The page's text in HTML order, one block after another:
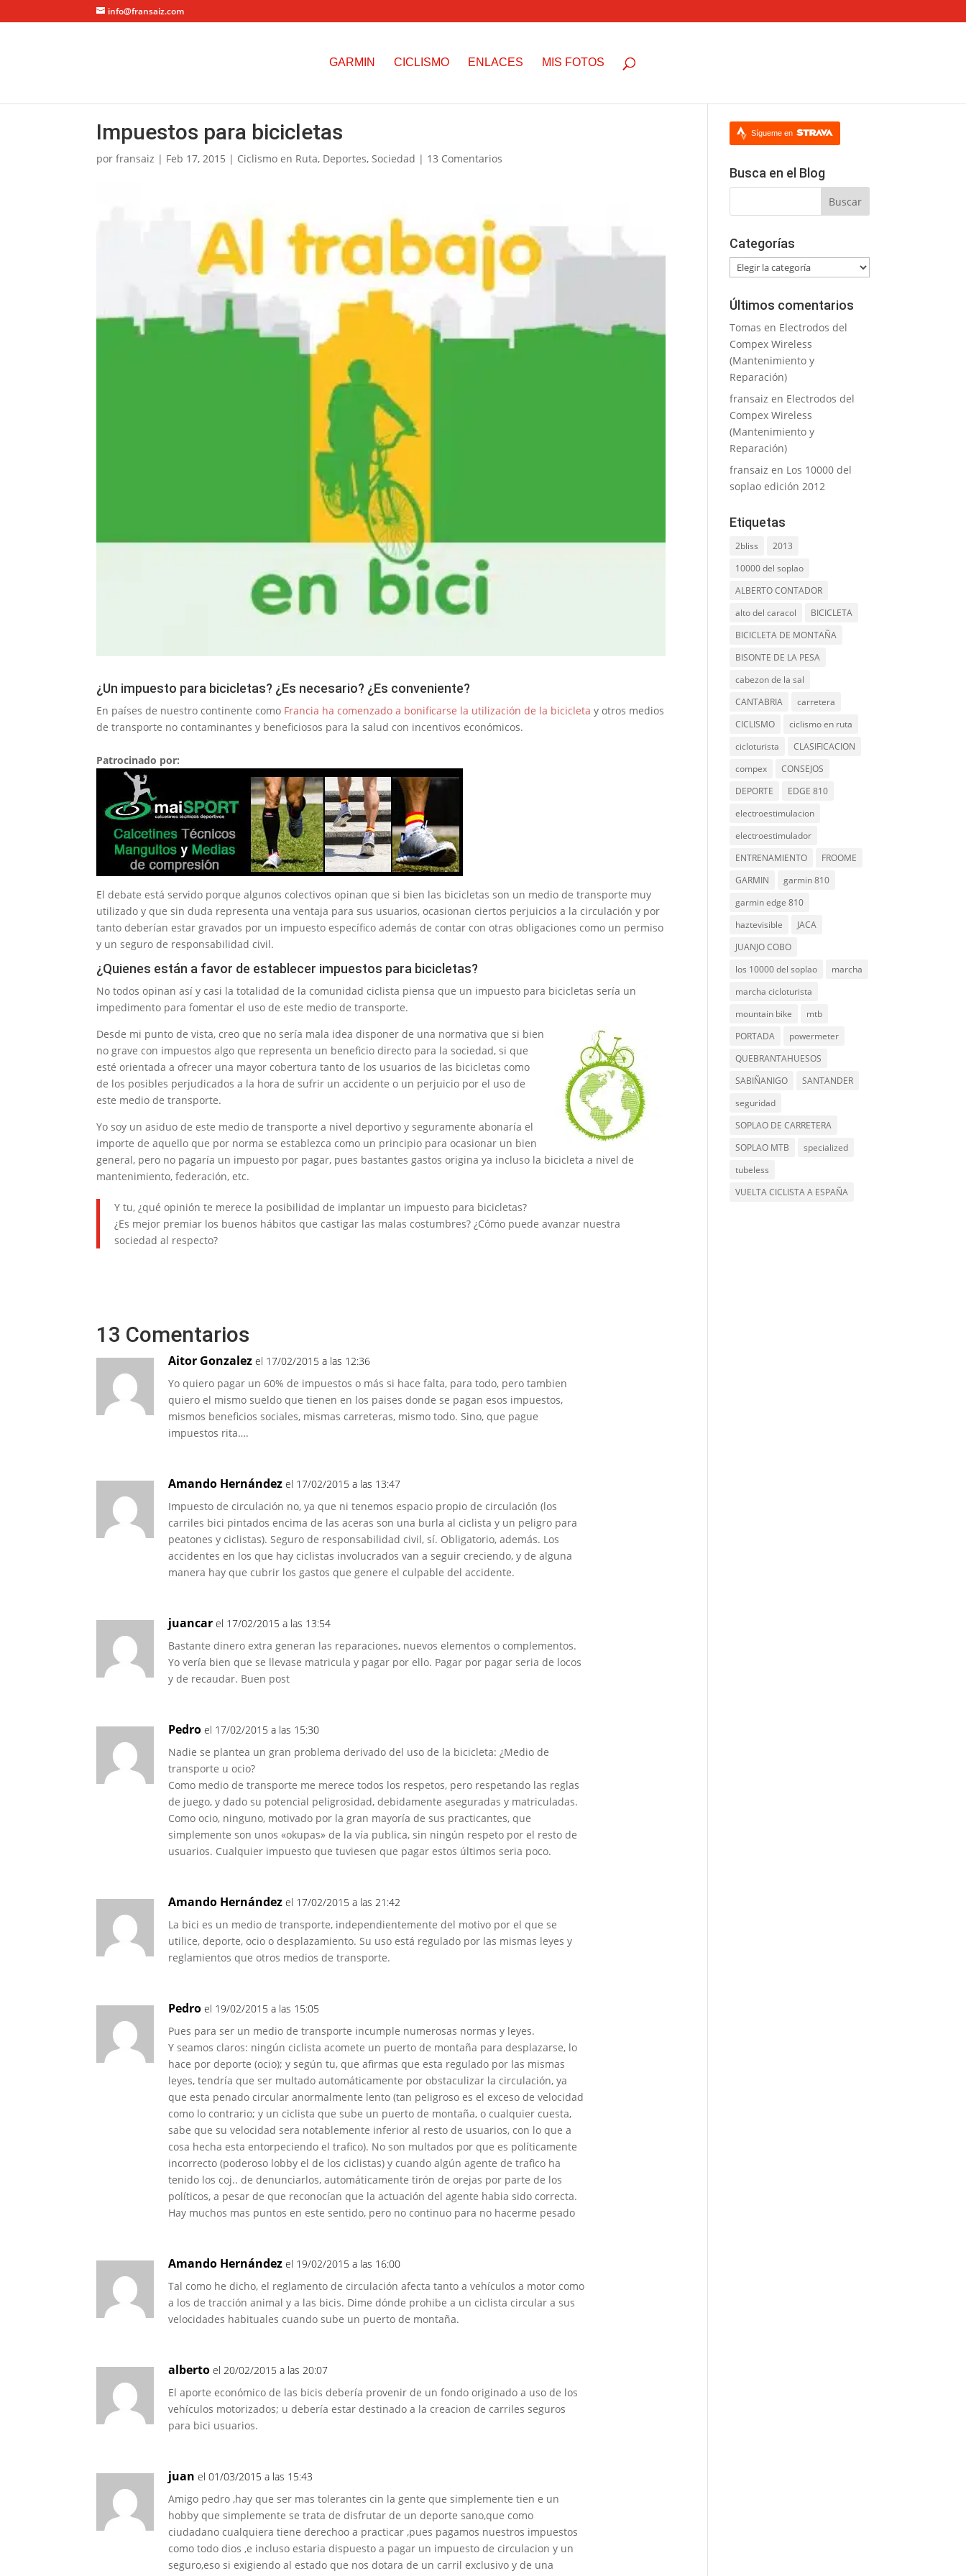
info@fransaiz.com
GARMIN CICLISMO ENLACES MIS FOTOS
Impuestos para bicicletas
porfransaiz | Feb 17, 2015 | Ciclismo en Ruta, Deportes,Sociedad | 13 Comentarios
¿Un impuesto para bicicletas? ¿Es necesario? ¿Es conveniente?
En países de nuestro continente como Francia ha comenzado a bonificarse la utilización de la bicicleta y otros medios
de transporte no contaminantes y beneficiosos para la salud con incentivos económicos.
Patrocinado por:
El debate está servido porque algunos colectivos opinan que si bien las bicicletas son un medio de transporte muy
utilizado y que sin duda representa una ventaja para sus usuarios, ocasionan ciertos perjuicios a la circulación y por
tanto deberían estar gravados por un impuesto específico además de contar con otras obligaciones como un permiso
y un seguro de responsabilidad civil.
¿Quienes están a favor de establecer impuestos para bicicletas?
No todos opinan así y casi la totalidad de la comunidad ciclista piensa que un impuesto para bicicletas sería un
impedimento para fomentar el uso de este medio de transporte.
Desde mi punto de vista, creo que no sería mala idea disponer de una normativa que si bien
no grave con impuestos algo que representa un beneficio directo para la sociedad, si que
esté orientada a ofrecer una mayor cobertura tanto de los usuarios de las bicicletas como
de los posibles perjudicados a la hora de sufrir un accidente o un perjuicio por el uso de
este medio de transporte.
Yo soy un asiduo de este medio de transporte a nivel deportivo y seguramente abonaría el
importe de aquello que por norma se establezca como un principio para ocasionar un bien
general, pero no pagaría un impuesto por pagar, pues bastantes gastos origina ya incluso la bicicleta a nivel de
mantenimiento, federación, etc.
Y tu, ¿qué opinión te merece la posibilidad de implantar un impuesto para bicicletas?
¿Es mejor premiar los buenos hábitos que castigar las malas costumbres? ¿Cómo puede avanzar nuestra
sociedad al respecto?
13 Comentarios
Aitor Gonzalez el 17/02/2015 a las 12:36
Yo quiero pagar un 60% de impuestos o más si hace falta, para todo, pero tambien
quiero el mismo sueldo que tienen en los paises donde se pagan esos impuestos,
mismos beneficios sociales, mismas carreteras, mismo todo. Sino, que pague
impuestos rita….
Amando Hernández el 17/02/2015 a las 13:47
Impuesto de circulación no, ya que ni tenemos espacio propio de circulación (los
carriles bici pintados encima de las aceras son una burla al ciclista y un peligro para
peatones y ciclistas). Seguro de responsabilidad civil, sí. Obligatorio, además. Los
accidentes en los que hay ciclistas involucrados van a seguir creciendo, y de alguna
manera hay que cubrir los gastos que genere el culpable del accidente.
juancar el 17/02/2015 a las 13:54
Bastante dinero extra generan las reparaciones, nuevos elementos o complementos.
Yo vería bien que se llevase matricula y pagar por ello. Pagar por pagar seria de locos
y de recaudar. Buen post
Pedro el 17/02/2015 a las 15:30
Nadie se plantea un gran problema derivado del uso de la bicicleta: ¿Medio de
transporte u ocio?
Como medio de transporte me merece todos los respetos, pero respetando las reglas
de juego, y dado su potencial peligrosidad, debidamente aseguradas y matriculadas.
Como ocio, ninguno, motivado por la gran mayoría de sus practicantes, que
simplemente son unos «okupas» de la vía publica, sin ningún respeto por el resto de
usuarios. Cualquier impuesto que tuviesen que pagar estos últimos seria poco.
Amando Hernández el 17/02/2015 a las 21:42
La bici es un medio de transporte, independientemente del motivo por el que se
utilice, deporte, ocio o desplazamiento. Su uso está regulado por las mismas leyes y
reglamientos que otros medios de transporte.
Pedro el 19/02/2015 a las 15:05
Pues para ser un medio de transporte incumple numerosas normas y leyes.
Y seamos claros: ningún ciclista acomete un puerto de montaña para desplazarse, lo
hace por deporte (ocio); y según tu, que afirmas que esta regulado por las mismas
leyes, tendría que ser multado automáticamente por obstaculizar la circulación, ya
que esta penado circular anormalmente lento (tan peligroso es el exceso de velocidad
como lo contrario; y un ciclista que sube un puerto de montaña, o cualquier cuesta,
sabe que su velocidad sera notablemente inferior al resto de usuarios, con lo que a
cosa hecha esta entorpeciendo el trafico). No son multados por que es políticamente
incorrecto (poderoso lobby el de los ciclistas) y cuando algún agente de trafico ha
tenido los coj.. de denunciarlos, automáticamente tirón de orejas por parte de los
políticos, a pesar de que reconocían que la actuación del agente habia sido correcta.
Hay muchos mas puntos en este sentido, pero no continuo para no hacerme pesado
Amando Hernández el 19/02/2015 a las 16:00
Tal como he dicho, el reglamento de circulación afecta tanto a vehículos a motor como
a los de tracción animal y a las bicis. Dime dónde prohibe a un ciclista circular a sus
velocidades habituales cuando sube un puerto de montaña.
alberto el 20/02/2015 a las 20:07
El aporte económico de las bicis debería provenir de un fondo originado a uso de los
vehículos motorizados; u debería estar destinado a la creacion de carriles seguros
para bici usuarios.
juan el 01/03/2015 a las 15:43
Amigo pedro ,hay que ser mas tolerantes cin la gente que simplemente tien e un
hobby que simplemente se trata de disfrutar de un deporte sano,que como
ciudadano cualquiera tiene derechoo a practicar ,pues pagamos nuestros impuestos
como todo dios ,e incluso estaria dispuesto a pagar un impuesto de circulacion y un
seguro,eso si exigiendo al estado que nos dotara de un carril exclusivo y de una
Sígueme en
Busca en el Blog
Categorías
Categorías
Últimos comentarios
Tomas en Electrodos del
Compex Wireless
(Mantenimiento y
Reparación)
fransaiz en Electrodos del
Compex Wireless
(Mantenimiento y
Reparación)
fransaiz en Los 10000 del
soplao edición 2012
Etiquetas
2bliss
2013
10000 del soplao
ALBERTO CONTADOR
alto del caracol
BICICLETA
BICICLETA DE MONTAÑA
BISONTE DE LA PESA
cabezon de la sal
CANTABRIA
carretera
CICLISMO
ciclismo en ruta
cicloturista
CLASIFICACION
compex
CONSEJOS
DEPORTE
EDGE 810
electroestimulacion
electroestimulador
ENTRENAMIENTO
FROOME
GARMIN
garmin 810
garmin edge 810
haztevisible
JACA
JUANJO COBO
los 10000 del soplao
marcha
marcha cicloturista
mountain bike
mtb
PORTADA
powermeter
QUEBRANTAHUESOS
SABIÑANIGO
SANTANDER
seguridad
SOPLAO DE CARRETERA
SOPLAO MTB
specialized
tubeless
VUELTA CICLISTA A ESPAÑA